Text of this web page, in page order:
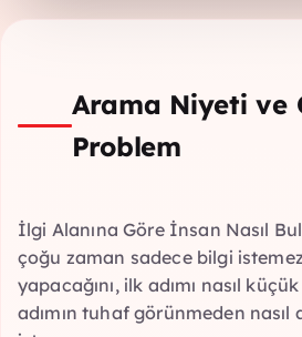
Arama Niyeti ve
Problem
İlgi Alanına Göre İnsan Nasıl
çoğu zaman sadece bilgi
yapacağını, ilk adımı nasıl
adımın tuhaf görünmeden nasıl